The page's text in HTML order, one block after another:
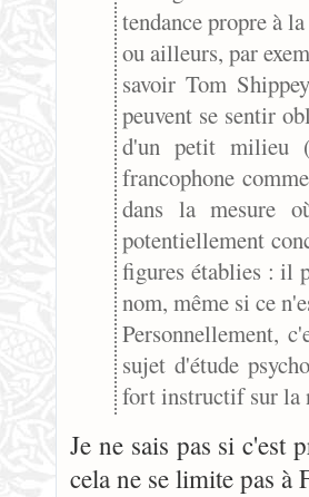
tendance propre à
ou ailleurs, par
savoir Tom
peuvent se sentir
d'un petit milieu
francophone
dans la mesure
potentiellement
figures établies : il
nom, même si ce
Personnellement,
sujet d'étude
fort instructif sur la
Je ne sais pas si c'est
cela ne se limite pas à